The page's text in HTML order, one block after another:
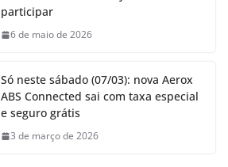
participar
6 de maio de 2026
Só neste sábado (07/03): nova Aerox
ABS Connected sai com taxa especial
e seguro grátis
3 de março de 2026